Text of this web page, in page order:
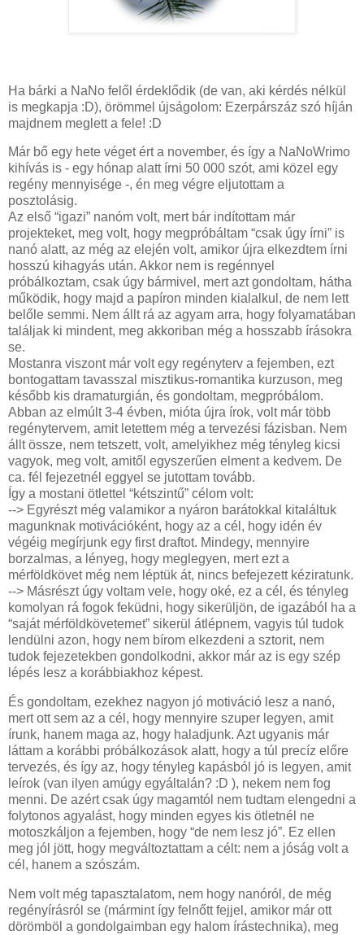
Ha bárki a NaNo felől érdeklődik (de van, aki kérdés nélkül
is megkapja :D), örömmel újságolom: Ezerpárszáz szó híján
majdnem meglett a fele! :D
Már bő egy hete véget ért a november, és így a NaNoWrimo
kihívás is - egy hónap alatt írni 50 000 szót, ami közel egy
regény mennyisége -, én meg végre eljutottam a
posztolásig.
Az első “igazi” nanóm volt, mert bár indítottam már
projekteket, meg volt, hogy megpróbáltam “csak úgy írni” is
nanó alatt, az még az elején volt, amikor újra elkezdtem írni
hosszú kihagyás után. Akkor nem is regénnyel
próbálkoztam, csak úgy bármivel, mert azt gondoltam, hátha
működik, hogy majd a papíron minden kialalkul, de nem lett
belőle semmi. Nem állt rá az agyam arra, hogy folyamatában
találjak ki mindent, meg akkoriban még a hosszabb írásokra
se.
Mostanra viszont már volt egy regényterv a fejemben, ezt
bontogattam tavasszal misztikus-romantika kurzuson, meg
később kis dramaturgián, és gondoltam, megpróbálom.
Abban az elmúlt 3-4 évben, mióta újra írok, volt már több
regénytervem, amit letettem még a tervezési fázisban. Nem
állt össze, nem tetszett, volt, amelyikhez még tényleg kicsi
vagyok, meg volt, amitől egyszerűen elment a kedvem. De
ca. fél fejezetnél eggyel se jutottam tovább.
Így a mostani ötlettel “kétszintű” célom volt:
--> Egyrészt még valamikor a nyáron barátokkal kitaláltuk
magunknak motivációként, hogy az a cél, hogy idén év
végéig megírjunk egy first draftot. Mindegy, mennyire
borzalmas, a lényeg, hogy meglegyen, mert ezt a
mérföldkövet még nem léptük át, nincs befejezett kéziratunk.
--> Másrészt úgy voltam vele, hogy oké, ez a cél, és tényleg
komolyan rá fogok feküdni, hogy sikerüljön, de igazából ha a
“saját mérföldkövetemet” sikerül átlépnem, vagyis túl tudok
lendülni azon, hogy nem bírom elkezdeni a sztorit, nem
tudok fejezetekben gondolkodni, akkor már az is egy szép
lépés lesz a korábbiakhoz képest.
És gondoltam, ezekhez nagyon jó motiváció lesz a nanó,
mert ott sem az a cél, hogy mennyire szuper legyen, amit
írunk, hanem maga az, hogy haladjunk. Azt ugyanis már
láttam a korábbi próbálkozások alatt, hogy a túl precíz előre
tervezés, és így az, hogy tényleg kapásból jó is legyen, amit
leírok (van ilyen amúgy egyáltalán? :D ), nekem nem fog
menni. De azért csak úgy magamtól nem tudtam elengedni a
folytonos agyalást, hogy minden egyes kis ötletnél ne
motoszkáljon a fejemben, hogy “de nem lesz jó”. Ez ellen
meg jól jött, hogy megváltoztattam a célt: nem a jóság volt a
cél, hanem a szószám.
Nem volt még tapasztalatom, nem hogy nanóról, de még
regényírásról se (mármint így felnőtt fejjel, amikor már ott
dörömböl a gondolgaimban egy halom írástechnika), meg